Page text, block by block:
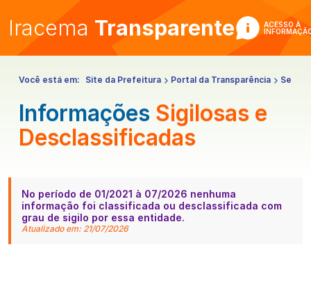
Iracema Transparente
ACESSO À
Você está em: Site da Prefeitura Portal da Transparência
Informações Sigilosas e
Desclassificadas
No período de 01/2021 à 07/2026 nenhuma
informação foi classificada ou desclassificada com
grau de sigilo por essa entidade.
Atualizado em: 21/07/2026